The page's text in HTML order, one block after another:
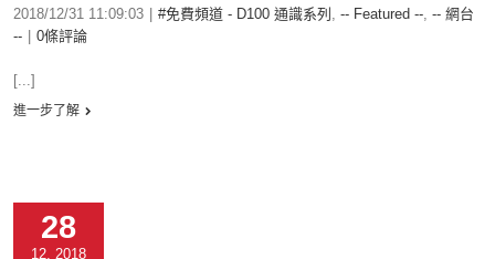
2018/12/31 11:09:03 #免費頻道 - D100 通識系列 , -- Featured --, -- 網台
--
0條評論
[...]
進一步了解
28
12, 2018